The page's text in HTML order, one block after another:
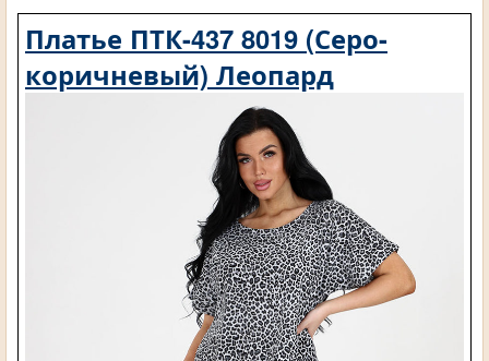
Платье ПТК-437 8019 (Серо-
коричневый) Леопард